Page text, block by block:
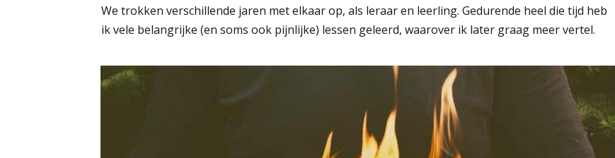
We trokken verschillende jaren met elkaar op, als leraar en leerling. Gedurende heel die tijd heb
ik vele belangrijke (en soms ook pijnlijke) lessen geleerd, waarover ik later graag meer vertel.